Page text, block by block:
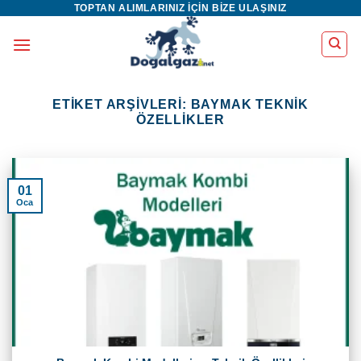
TOPTAN ALIMLARINIZ IÇIN BIZE ULAŞINIZ
ETIKET ARŞIVLERI: BAYMAK TEKNIK
ÖZELLIKLER
01
Oca